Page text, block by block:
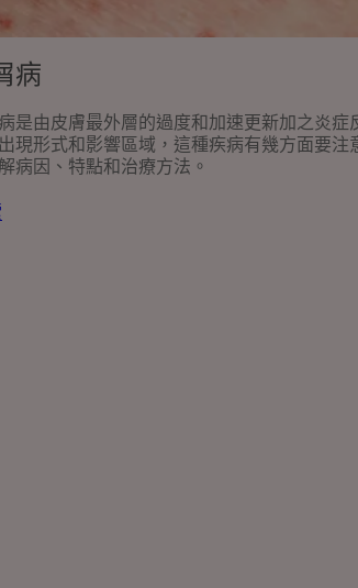
病
是由皮膚最外層的過度和加速更新加之炎症
現形式和影響區域，這種疾病有幾方面要注
病因、特點和治療方法。